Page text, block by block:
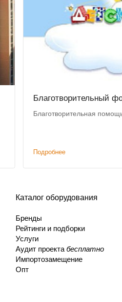
Благотворительный
Благотворительная
Подробнее
Каталог оборудования
Бренды
Рейтинги и подборки
Услуги
Аудит проекта бесплатно
Импортозамещение
Опт